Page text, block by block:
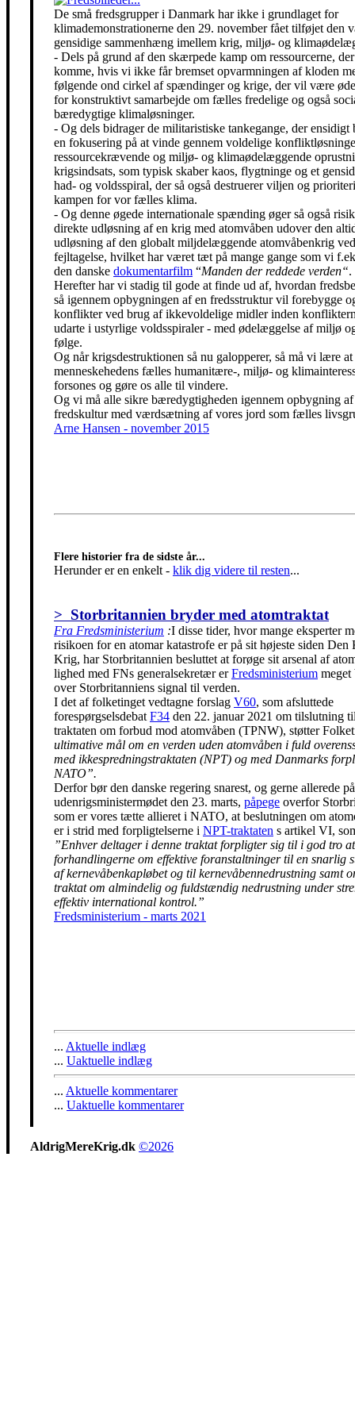
De små fredsgrupper i Danmark har ikke i grundlaget for
klimademonstrationerne den 29. november fået tilføjet den
gensidige sammenhæng imellem krig, miljø- og
- Dels på grund af den skærpede kamp om ressourcerne,
komme, hvis vi ikke får bremset opvarmningen af kloden
følgende ond cirkel af spændinger og krige, der vil være
for konstruktivt samarbejde om fælles fredelige og også
bæredygtige klimaløsninger.
- Og dels bidrager de militaristiske tankegange, der ensidigt
en fokusering på at vinde gennem voldelige
ressourcekrævende og miljø- og klimaødelæggende
krigsindsats, som typisk skaber kaos, flygtninge og et
had- og voldsspiral, der så også destruerer viljen og
kampen for vor fælles klima.
- Og denne øgede internationale spænding øger så også
direkte udløsning af en krig med atomvåben udover den
udløsning af den globalt miljdelæggende atomvåbenkrig
fejltagelse, hvilket har været tæt på mange gange som vi
den danske dokumentarfilm “Manden der reddede verden“.
Herefter har vi stadig til gode at finde ud af, hvordan
så igennem opbygningen af en fredsstruktur vil forebygge
konflikter ved brug af ikkevoldelige midler inden
udarte i ustyrlige voldsspiraler - med ødelæggelse af miljø
følge.
Og når krigsdestruktionen så nu galopperer, så må vi lære
menneskehedens fælles humanitære-, miljø- og
forsones og gøre os alle til vindere.
Og vi må alle sikre bæredygtigheden igennem opbygning af
fredskultur med værdsætning af vores jord som fælles
Arne Hansen - november 2015
Flere historier fra de sidste år...
Herunder er en enkelt - klik dig videre til resten...
> Storbritannien bryder med atomtraktat
Fra Fredsministerium :I disse tider, hvor mange eksperter
risikoen for en atomar katastrofe er på sit højeste siden Den
Krig, har Storbritannien besluttet at forøge sit arsenal af
lighed med FNs generalsekretær erFredsministerium meget
over Storbritanniens signal til verden.
I det af folketinget vedtagne forslag V60, som afsluttede
forespørgselsdebat F34 den 22. januar 2021 om tilslutning
traktaten om forbud mod atomvåben (TPNW), støtter
ultimative mål om en verden uden atomvåben i fuld
med ikkespredningstraktaten (NPT) og med Danmarks
NATO”.
Derfor bør den danske regering snarest, og gerne allerede på
udenrigsministermødet den 23. marts, påpege overfor
som er vores tætte allieret i NATO, at beslutningen om
er i strid med forpligtelserne i NPT-traktaten s artikel VI,
”Enhver deltager i denne traktat forpligter sig til i god tro
forhandlingerne om effektive foranstaltninger til en snarlig
af kernevåbenkapløbet og til kernevåbennedrustning samt
traktat om almindelig og fuldstændig nedrustning under
effektiv international kontrol.”
Fredsministerium - marts 2021
... Aktuelle indlæg
... Uaktuelle indlæg
... Aktuelle kommentarer
... Uaktuelle kommentarer
AldrigMereKrig.dk ©2026